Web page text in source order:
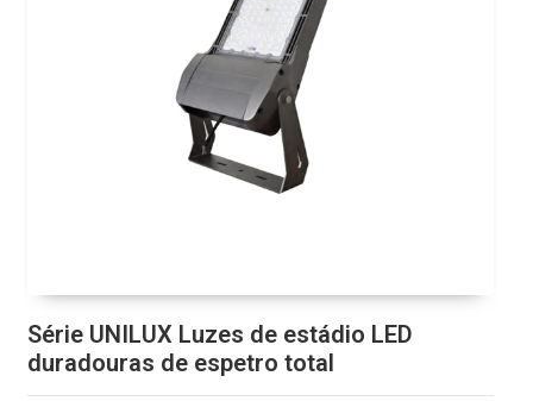
Série UNILUX Luzes de estádio LED
duradouras de espetro total